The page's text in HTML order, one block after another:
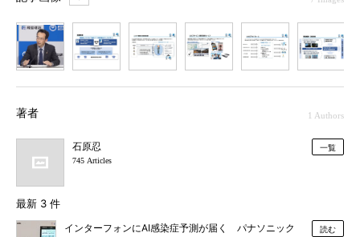
著者 1 Authors
石原忍
745 Articles
一覧
最新 3 件
インターフォンにAI感染症予測が届く パナソニック
読む